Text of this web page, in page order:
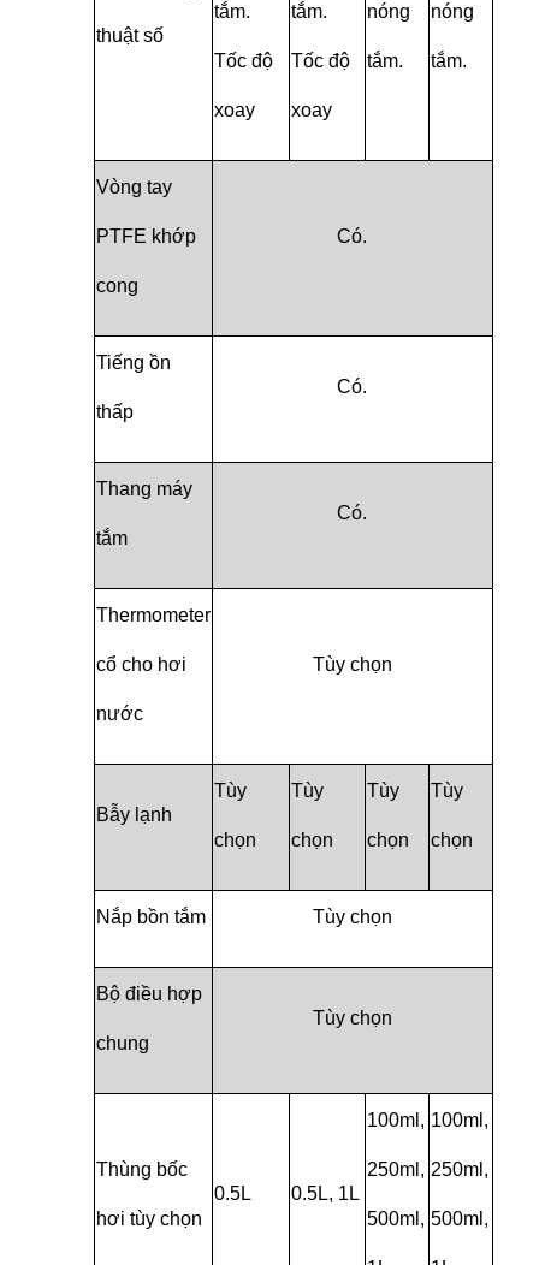
thuật số
tắm.
Tốc độ
xoay
tắm.
Tốc độ
xoay
nóng
tắm.
nóng
tắm.
Vòng tay
PTFE khớp
cong
Có.
Tiếng ồn
thấp
Có.
Thang máy
tắm
Có.
Thermometer
cổ cho hơi
nước
Tùy chọn
Bẫy lạnh
Tùy
chọn
Tùy
chọn
Tùy
chọn
Tùy
chọn
Nắp bồn tắm Tùy chọn
Bộ điều hợp
chung
Tùy chọn
Thùng bốc
hơi tùy chọn
0.5L 0.5L, 1L
100ml,
250ml,
500ml,
100ml,
250ml,
500ml,